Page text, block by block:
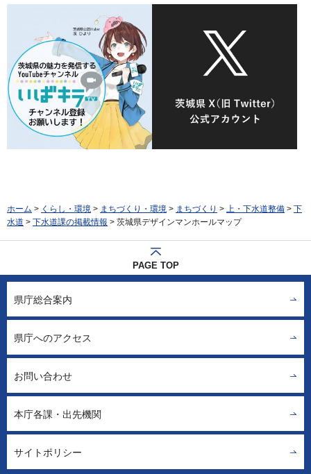
ホーム > くらし・環境 > まちづくり・環境 > まちづくり > 上・下水道整備 > 下
水道 > 下水道課の掲載情報 > 茨城県デザインマンホールマップ
PAGE TOP
県庁総合案内
県庁へのアクセス
お問い合わせ
本庁各課・出先機関
サイトポリシー